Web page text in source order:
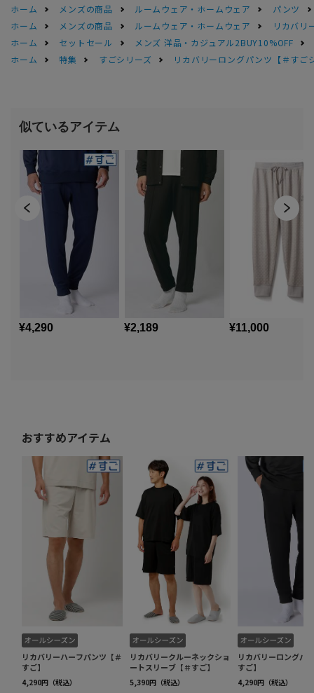
ホーム メンズの商品 ルームウェア・ホームウェア
パンツ
ホーム
メンズの商品 ルームウェア・ホームウェア
リカバリ
ホーム
セットセール
メンズ 洋品・カジュアル2BUY10%OFF
ホーム
特集 すごシリーズ リカバリーロングパンツ【＃すご